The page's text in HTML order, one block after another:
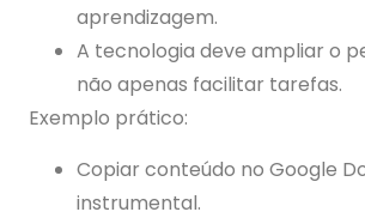
aprendizagem.
A tecnologia deve ampliar o
não apenas facilitar tarefas.
Exemplo prático:
Copiar conteúdo no Google
instrumental.